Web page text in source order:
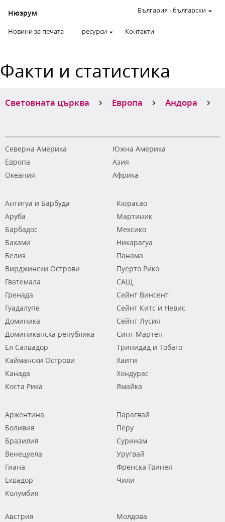
Нюзрум
Новини за печата ресурси Контакти
България -български
Факти и статистика
Световната църква Европа Андора
Северна Америка
Южна Америка
Европа
Азия
Океания
Африка
Антигуа и Барбуда
Аруба
Барбадос
Бахами
Белиз
Вирджински Острови
Гватемала
Гренада
Гуадалупе
Доминика
Доминиканска република
Ел Салвадор
Каймански Острови
Канада
Коста Рика
Кюрасао
Мартиник
Мексико
Никарагуа
Панама
Пуерто Рико
САЩ
Сейнт Винсент
Сейнт Китс и Невис
Сейнт Лусия
Синт Мартен
Тринидад и Тобаго
Хаити
Хондурас
Ямайка
Аржентина
Боливия
Бразилия
Венецуела
Гиана
Еквадор
Колумбия
Парагвай
Перу
Суринам
Уругвай
Френска Гвинея
Чили
Австрия
Молдова